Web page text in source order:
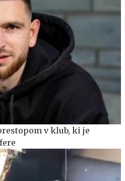
v klub, ki je